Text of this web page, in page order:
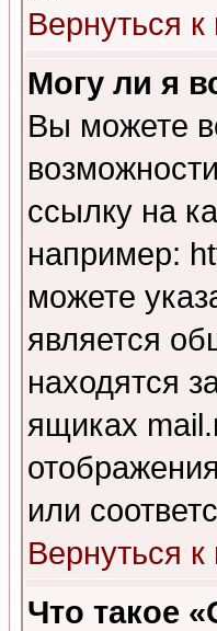
Вернуться к
Могу ли я
Вы можете
ссылку на
например:
можете
является
находятся
ящиках
или
Вернуться к
Что такое